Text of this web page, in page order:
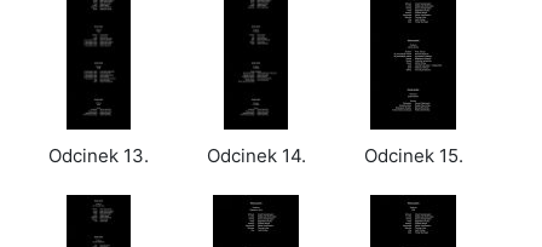
Odcinek 13. Odcinek 14. Odcinek 15.